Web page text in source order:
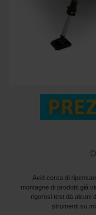
Avid cerca di
montagne di prodotti già
rigorosi test da alcuni
strumenti su